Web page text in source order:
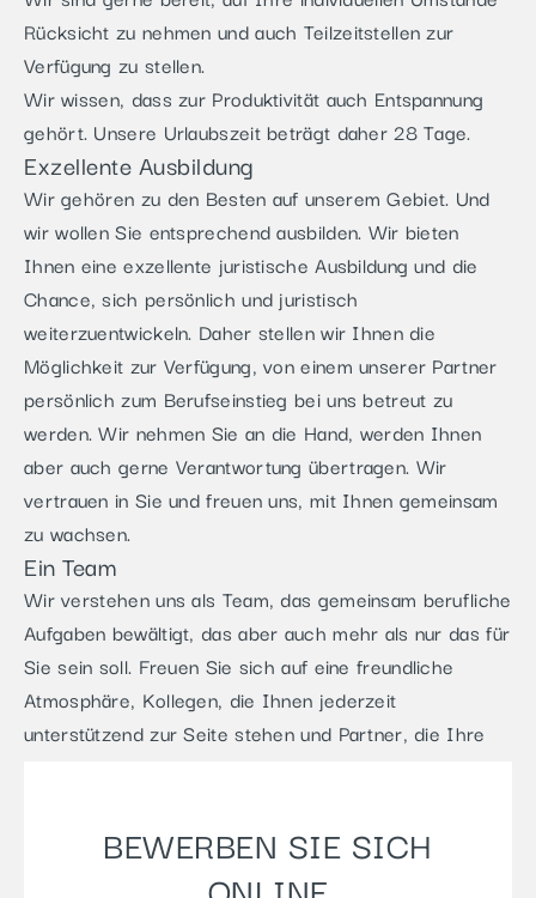
Rücksicht zu nehmen und auch Teilzeitstellen zur
Verfügung zu stellen.
Wir wissen, dass zur Produktivität auch Entspannung
gehört. Unsere Urlaubszeit beträgt daher 28 Tage.
Exzellente Ausbildung
Wir gehören zu den Besten auf unserem Gebiet. Und
wir wollen Sie entsprechend ausbilden. Wir bieten
Ihnen eine exzellente juristische Ausbildung und die
Chance, sich persönlich und juristisch
weiterzuentwickeln. Daher stellen wir Ihnen die
Möglichkeit zur Verfügung, von einem unserer Partner
persönlich zum Berufseinstieg bei uns betreut zu
werden. Wir nehmen Sie an die Hand, werden Ihnen
aber auch gerne Verantwortung übertragen. Wir
vertrauen in Sie und freuen uns, mit Ihnen gemeinsam
zu wachsen.
Ein Team
Wir verstehen uns als Team, das gemeinsam berufliche
Aufgaben bewältigt, das aber auch mehr als nur das für
Sie sein soll. Freuen Sie sich auf eine freundliche
Atmosphäre, Kollegen, die Ihnen jederzeit
unterstützend zur Seite stehen und Partner, die Ihre
JETZT TELEFONISCH ODER PER E-MAIL BEWERBEN
BEWERBEN SIE SICH